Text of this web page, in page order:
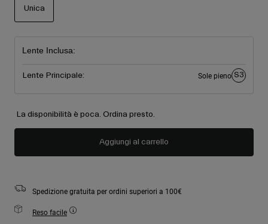
Unica
Lente Inclusa:
Lente Principale: Sole pieno S3
La disponibilità è poca. Ordina presto.
Aggiungi al carrello
Spedizione gratuita per ordini superiori a 100€
Reso facile